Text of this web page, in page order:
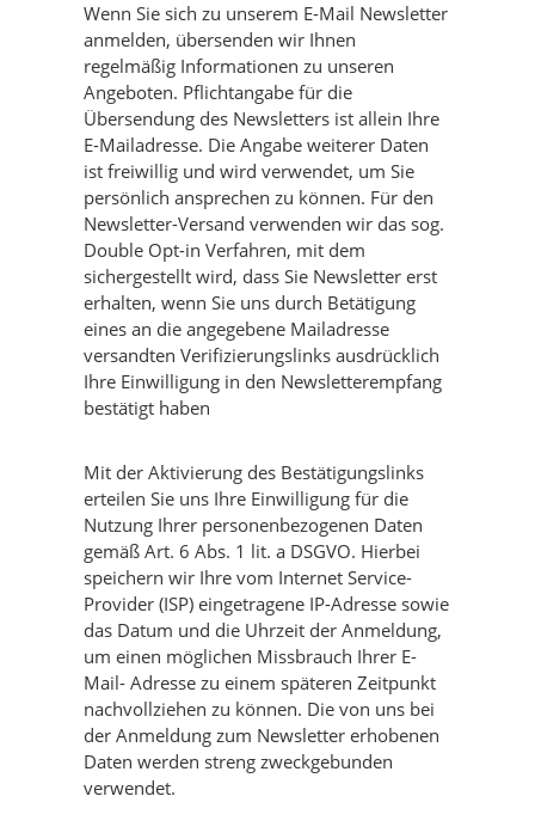
Wenn Sie sich zu unserem E-Mail Newsletter
anmelden, übersenden wir Ihnen
regelmäßig Informationen zu unseren
Angeboten. Pflichtangabe für die
Übersendung des Newsletters ist allein Ihre
E-Mailadresse. Die Angabe weiterer Daten
ist freiwillig und wird verwendet, um Sie
persönlich ansprechen zu können. Für den
Newsletter-Versand verwenden wir das sog.
Double Opt-in Verfahren, mit dem
sichergestellt wird, dass Sie Newsletter erst
erhalten, wenn Sie uns durch Betätigung
eines an die angegebene Mailadresse
versandten Verifizierungslinks ausdrücklich
Ihre Einwilligung in den Newsletterempfang
bestätigt haben
Mit der Aktivierung des Bestätigungslinks
erteilen Sie uns Ihre Einwilligung für die
Nutzung Ihrer personenbezogenen Daten
gemäß Art. 6 Abs. 1 lit. a DSGVO. Hierbei
speichern wir Ihre vom Internet Service-
Provider (ISP) eingetragene IP-Adresse sowie
das Datum und die Uhrzeit der Anmeldung,
um einen möglichen Missbrauch Ihrer E-
Mail- Adresse zu einem späteren Zeitpunkt
nachvollziehen zu können. Die von uns bei
der Anmeldung zum Newsletter erhobenen
Daten werden streng zweckgebunden
verwendet.